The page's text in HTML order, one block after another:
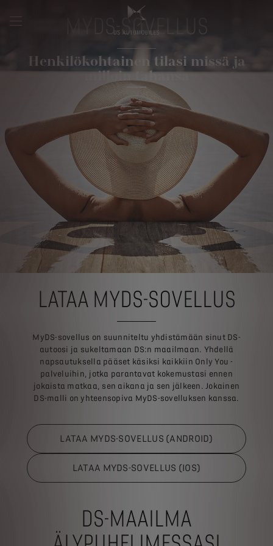
MYDS-SOVELLUS
Henkilökohtainen tilasi missä ja
milloin tahansa
LATAA MYDS-SOVELLUS
MyDS-sovellus on suunniteltu yhdistämään sinut DS-
autoosi ja sukeltamaan DS:n maailmaan. Yhdellä
napsautuksella pääset käsiksi kaikkiin Only You -
palveluihin, jotka parantavat kokemustasi ennen
jokaista matkaa, sen aikana ja sen jälkeen. Jokainen
DS-malli on yhteensopiva MyDS-sovelluksen kanssa.
LATAA MYDS-SOVELLUS (ANDROID)
LATAA MYDS-SOVELLUS (IOS)
DS-MAAILMA